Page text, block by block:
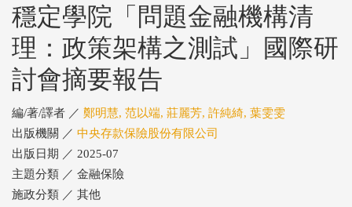
穩定學院「問題金融機構清
理：政策架構之測試」國際研
討會摘要報告
編/著/譯者 ／ 鄭明慧, 范以端, 莊麗芳, 許純綺, 葉雯雯
出版機關 ／ 中央存款保險股份有限公司
出版日期 ／ 2025-07
主題分類 ／ 金融保險
施政分類 ／ 其他